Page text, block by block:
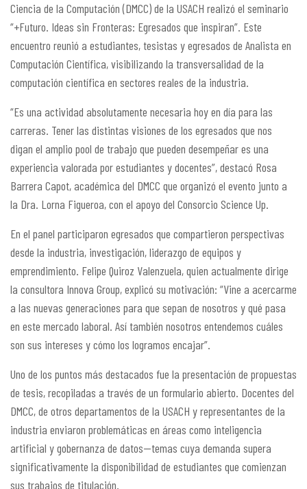
Ciencia de la Computación (DMCC) de la USACH realizó el seminario
“+Futuro. Ideas sin Fronteras: Egresados que inspiran”. Este
encuentro reunió a estudiantes, tesistas y egresados de Analista en
Computación Científica, visibilizando la transversalidad de la
computación científica en sectores reales de la industria.
“Es una actividad absolutamente necesaria hoy en día para las
carreras. Tener las distintas visiones de los egresados que nos
digan el amplio pool de trabajo que pueden desempeñar es una
experiencia valorada por estudiantes y docentes”, destacó Rosa
Barrera Capot, académica del DMCC que organizó el evento junto a
la Dra. Lorna Figueroa, con el apoyo del Consorcio Science Up.
En el panel participaron egresados que compartieron perspectivas
desde la industria, investigación, liderazgo de equipos y
emprendimiento. Felipe Quiroz Valenzuela, quien actualmente dirige
la consultora Innova Group, explicó su motivación: “Vine a acercarme
a las nuevas generaciones para que sepan de nosotros y qué pasa
en este mercado laboral. Así también nosotros entendemos cuáles
son sus intereses y cómo los logramos encajar”.
Uno de los puntos más destacados fue la presentación de propuestas
de tesis, recopiladas a través de un formulario abierto. Docentes del
DMCC, de otros departamentos de la USACH y representantes de la
industria enviaron problemáticas en áreas como inteligencia
artificial y gobernanza de datos—temas cuya demanda supera
significativamente la disponibilidad de estudiantes que comienzan
sus trabajos de titulación.